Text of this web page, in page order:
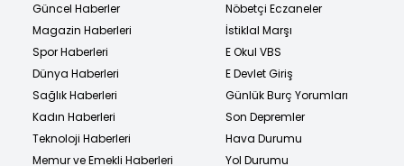
Güncel Haberler
Magazin Haberleri
Spor Haberleri
Dünya Haberleri
Sağlık Haberleri
Kadın Haberleri
Teknoloji Haberleri
Memur ve Emekli Haberleri
Nöbetçi Eczaneler
İstiklal Marşı
E Okul VBS
E Devlet Giriş
Günlük Burç Yorumları
Son Depremler
Hava Durumu
Yol Durumu